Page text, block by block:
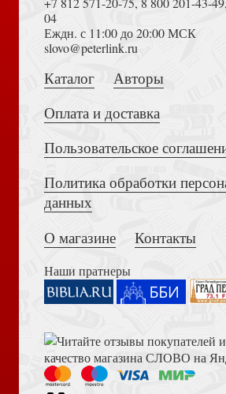
Егоров А.Б. История Древнего Рима.
Актуальные вопросы церковной
Основное богословие
Толкование на Апокалипсис
Достоевский Ф.М. Сила и правда
04
Еждн. с 11:00 до 20:00 МСК
slovo@peterlink.ru
Каталог
Авторы
Оплата и доставка
Пользовательское
Политика обработки
данных
О магазине
Контакты
Наши пратнеры